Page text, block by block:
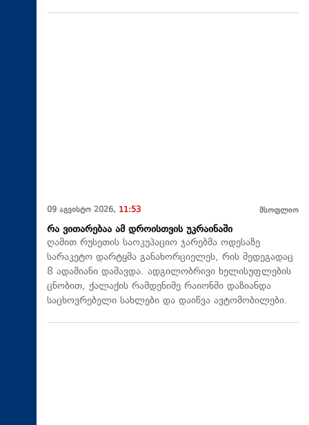
09 აგვისტო 2026, 11:53 მსოფლიო
რა ვითარებაა ამ დროისთვის უკრაინაში
ღამით რუსეთის საოკუპაციო ჯარებმა ოდესაზე
სარაკეტო დარტყმა განახორციელეს, რის შედეგადაც
8 ადამიანი დაშავდა. ადგილობრივი ხელისუფლების
ცნობით, ქალაქის რამდენიმე რაიონში დაზიანდა
საცხოვრებელი სახლები და დაიწვა ავტომობილები.